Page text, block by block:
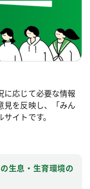
に応じて必要な情報
見を反映し、「みん
イトです。
生息・生育環境の